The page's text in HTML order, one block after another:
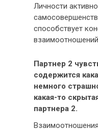
Личности
способствует
Партнер 2
содержится
немного
какая-то
партнера 2.